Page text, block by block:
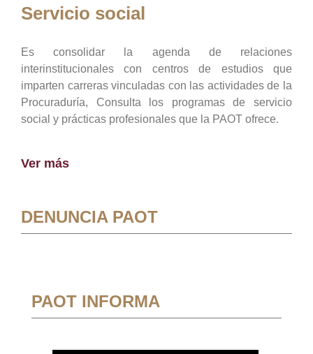
Servicio social
Es consolidar la agenda de relaciones
interinstitucionales con centros de estudios que
imparten carreras vinculadas con las actividades de la
Procuraduría, Consulta los programas de servicio
social y prácticas profesionales que la PAOT ofrece.
Ver más
DENUNCIA PAOT
PAOT INFORMA